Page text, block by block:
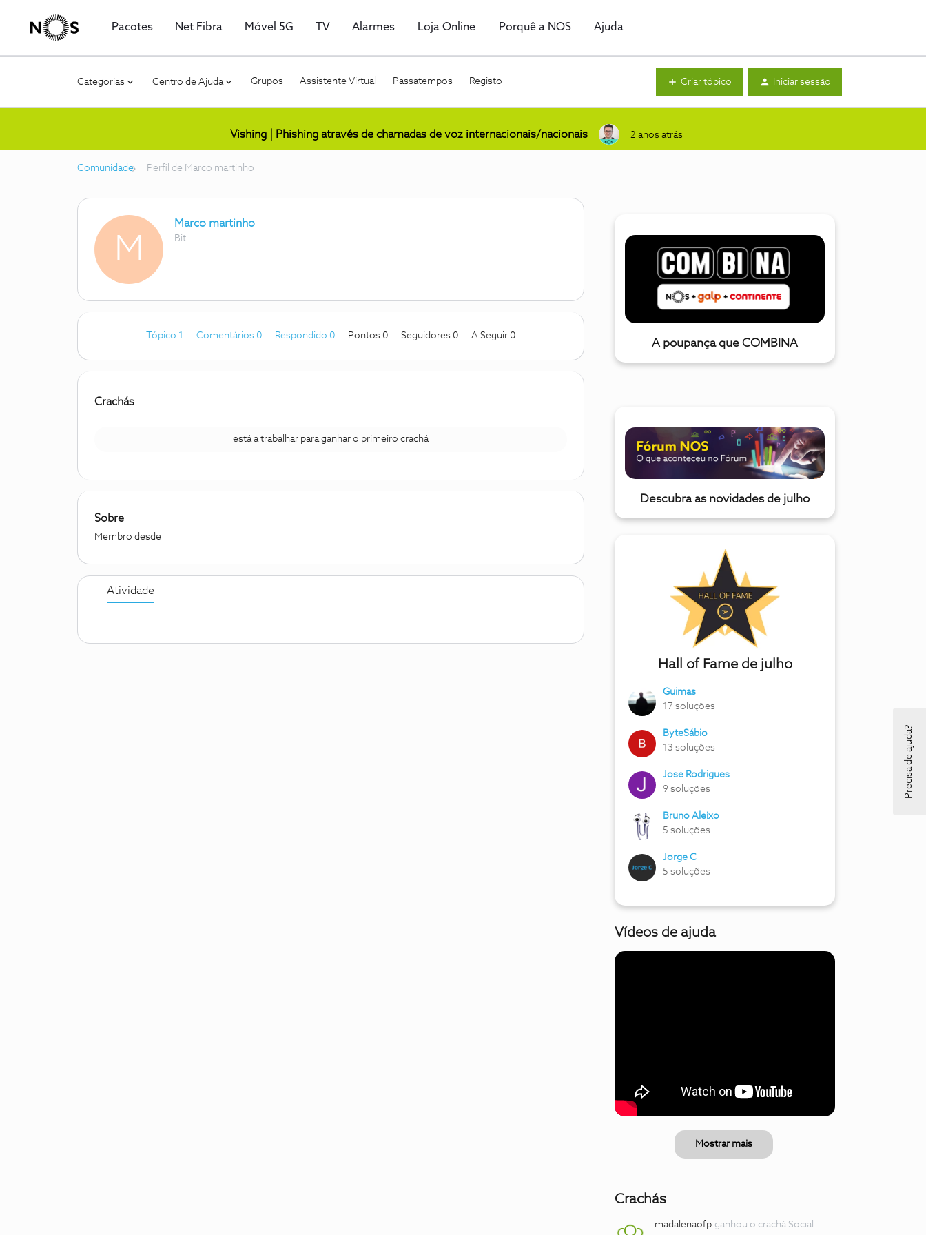
Pacotes Net Fibra Móvel 5G TV Alarmes Loja Online Porquê a NOS Ajuda
Categorias Centro de Ajuda Grupos Assistente Virtual Passatempos Registo Criar tópico Iniciar sessão
Vishing | Phishing através de chamadas de voz internacionais/nacionais 2 anos atrás
Comunidade Perfil de Marco martinho
M
Marco martinho
Bit
Tópico 1 Comentários 0 Respondido 0 Pontos 0 Seguidores 0 A Seguir 0
Crachás
está a trabalhar para ganhar o primeiro crachá
Sobre
Membro desde
Atividade
A poupança que COMBINA
Descubra as novidades de julho
Hall of Fame de julho
Guimas
17 soluções
ByteSábio
13 soluções
Jose Rodrigues
9 soluções
Bruno Aleixo
5 soluções
Jorge C
5 soluções
Vídeos de ajuda
Mostrar mais
Crachás
madalenaofp ganhou o crachá Social
Precisa de ajuda?